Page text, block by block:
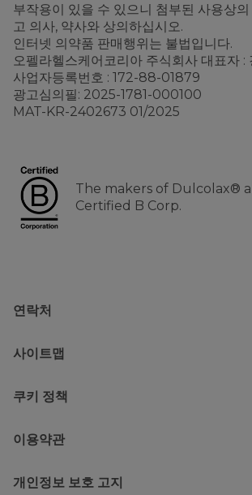
부작용이 있을 수 있으니 첨부된 사용상
고 의사, 약사와 상의하십시오.
인터넷 의약품 판매행위는 불법입니다.
오펠라헬스케어코리아 주식회사 대표자 :
사업자등록번호 : 172-88-01879
광고심의필: 2025-1781-000100
MAT-KR-2402673 01/2025
The makers of Dulcolax®
Certified B Corp.
연락처
사이트맵
쿠키 정책
이용약관
개인정보 보호 고지